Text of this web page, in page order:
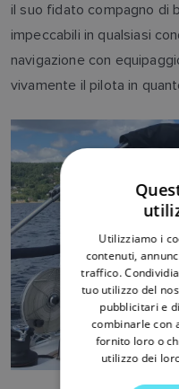
il suo fidato compagno di
impeccabili in qualsiasi
navigazione con
vivamente il pilota in
Utilizziamo i
contenuti,
traffico.
tuo utilizzo del
pubblicitari e
combinarle con
fornito loro o
utilizzo dei